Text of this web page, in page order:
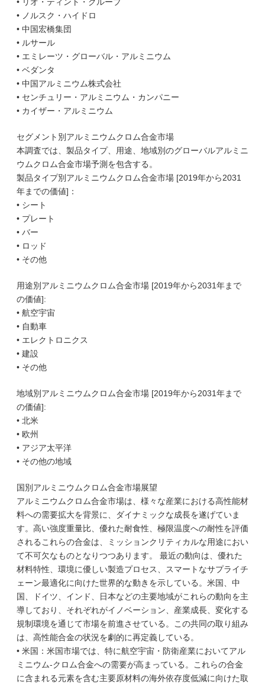
• ノルスク・ハイドロ
• 中国宏橋集団
• ルサール
• エミレーツ・グローバル・アルミニウム
• ベダンタ
• 中国アルミニウム株式会社
• センチュリー・アルミニウム・カンパニー
• カイザー・アルミニウム
セグメント別アルミニウムクロム合金市場
本調査では、製品タイプ、用途、地域別のグローバルアルミニ
ウムクロム合金市場予測を包含する。
製品タイプ別アルミニウムクロム合金市場 [2019年から2031
年までの価値]：
• シート
• プレート
• バー
• ロッド
• その他
用途別アルミニウムクロム合金市場 [2019年から2031年まで
の価値]:
• 航空宇宙
• 自動車
• エレクトロニクス
• 建設
• その他
地域別アルミニウムクロム合金市場 [2019年から2031年まで
の価値]:
• 北米
• 欧州
• アジア太平洋
• その他の地域
国別アルミニウムクロム合金市場展望
アルミニウムクロム合金市場は、様々な産業における高性能材
料への需要拡大を背景に、ダイナミックな成長を遂げていま
す。高い強度重量比、優れた耐食性、極限温度への耐性を評価
されるこれらの合金は、ミッションクリティカルな用途におい
て不可欠なものとなりつつあります。 最近の動向は、優れた
材料特性、環境に優しい製造プロセス、スマートなサプライチ
ェーン最適化に向けた世界的な動きを示している。米国、中
国、ドイツ、インド、日本などの主要地域がこれらの動向を主
導しており、それぞれがイノベーション、産業成長、変化する
規制環境を通じて市場を前進させている。この共同の取り組み
は、高性能合金の状況を劇的に再定義している。
• 米国：米国市場では、特に航空宇宙・防衛産業においてアル
ミニウム-クロム合金への需要が高まっている。これらの合金
に含まれる元素を含む主要原材料の海外依存度低減に向けた取